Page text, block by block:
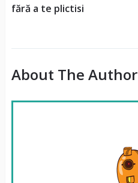
fără a te plictisi
About The Author